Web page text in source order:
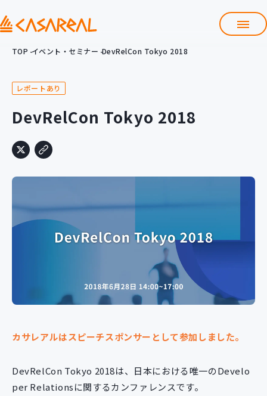
会社情報
クラウド導入支援
システム構築支援
研修サービス
定型コース
カスタマイズコース 教材購入
導入事例
ニュース
採用情報
TOP イベント・セミナー DevRelCon Tokyo 2018
レポートあり
DevRelCon Tokyo 2018
カサレアルはスピーチスポンサーとして参加しました。
DevRelCon Tokyo 2018は、日本における唯一のDevelo
per Relationsに関するカンファレンスです。